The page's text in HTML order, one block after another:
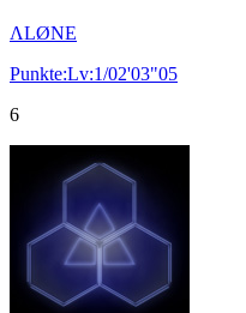
ΛLØNE
Punkte:Lv:1/02'03"05
6